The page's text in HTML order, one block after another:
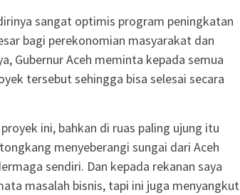
sangat optimis program peningkatan
bagi perekonomian masyarakat dan
Gubernur Aceh meminta kepada semua
tersebut sehingga bisa selesai secara
ini, bahkan di ruas paling ujung itu
menyeberangi sungai dari Aceh
sendiri. Dan kepada rekanan saya
masalah bisnis, tapi ini juga menyangkut